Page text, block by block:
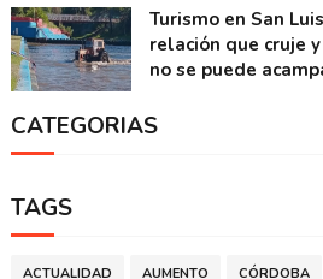
Turismo en San
relación que cruje
no se puede
CATEGORIAS
TAGS
ACTUALIDAD AUMENTO CÓRDOBA